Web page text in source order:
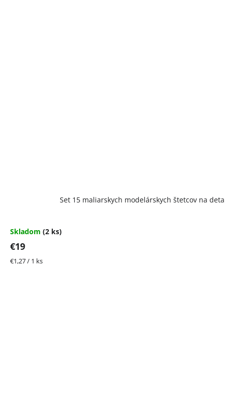
Set 15 maliarskych modelárskych štetcov na
Skladom (2 ks)
€19
Jednotková
€1,27 / 1 ks